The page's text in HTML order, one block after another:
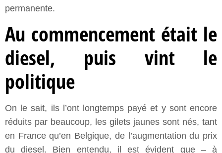
permanente.
Au commencement était le
diesel, puis vint le
politique
On le sait, ils l’ont longtemps payé et y sont encore
réduits par beaucoup, les gilets jaunes sont nés, tant
en France qu’en Belgique, de l’augmentation du prix
du diesel. Bien entendu, il est évident que – à